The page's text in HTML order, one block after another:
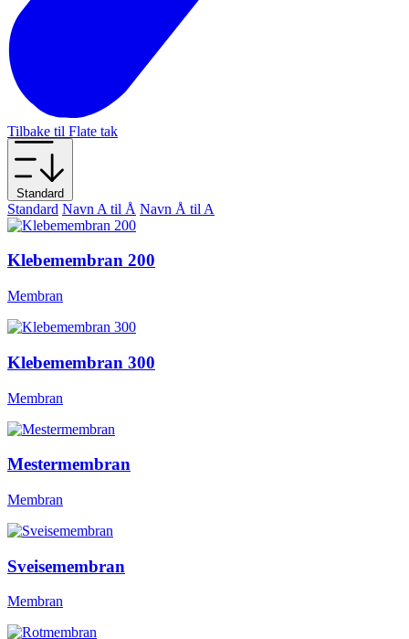
Tilbake til Flate tak
Standard
Standard Navn A til Å Navn Å til A
Klebemembran 200
Membran
Klebemembran 300
Membran
Mestermembran
Membran
Sveisemembran
Membran